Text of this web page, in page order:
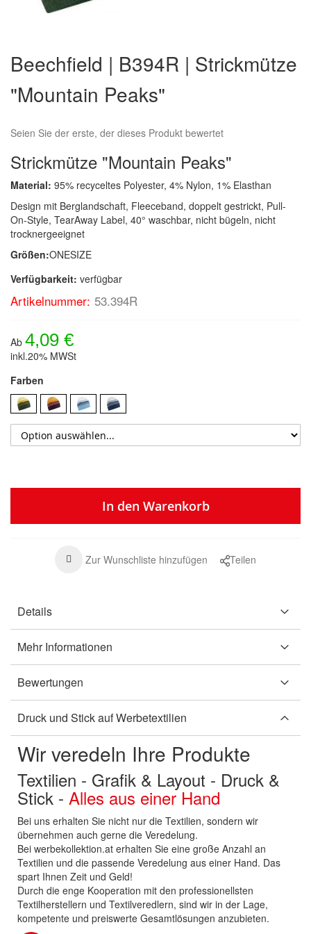
der
Bildergalerie
springen
Beechfield | B394R | Strickmütze
"Mountain Peaks"
Seien Sie der erste, der dieses Produkt bewertet
Strickmütze "Mountain Peaks"
Material: 95% recyceltes Polyester, 4% Nylon, 1% Elasthan
Design mit Berglandschaft, Fleeceband, doppelt gestrickt, Pull-
On-Style, TearAway Label, 40° waschbar, nicht bügeln, nicht
trocknergeeignet
Größen:ONESIZE
Verfügbarkeit: verfügbar
Artikelnummer: 53.394R
Ab 4,09 €
inkl.20% MWSt
Farben
In den Warenkorb
Zur Wunschliste hinzufügen Teilen
Details
Mehr Informationen
Bewertungen
Druck und Stick auf Werbetextilien
Wir veredeln Ihre Produkte
Textilien - Grafik & Layout - Druck &
Stick - Alles aus einer Hand
Bei uns erhalten Sie nicht nur die Textilien, sondern wir
übernehmen auch gerne die Veredelung.
Bei werbekollektion.at erhalten Sie eine große Anzahl an
Textilien und die passende Veredelung aus einer Hand. Das
spart Ihnen Zeit und Geld!
Durch die enge Kooperation mit den professionellsten
Textilherstellern und Textilveredlern, sind wir in der Lage,
kompetente und preiswerte Gesamtlösungen anzubieten.